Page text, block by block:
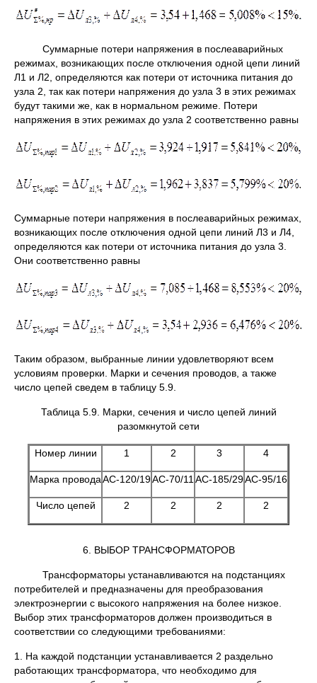
Суммарные потери напряжения в послеаварийных
режимах, возникающих после отключения одной цепи линий
Л1 и Л2, определяются как потери от источника питания до
узла 2, так как потери напряжения до узла 3 в этих режимах
будут такими же, как в нормальном режиме. Потери
напряжения в этих режимах до узла 2 соответственно равны
Суммарные потери напряжения в послеаварийных режимах,
возникающих после отключения одной цепи линий Л3 и Л4,
определяются как потери от источника питания до узла 3.
Они соответственно равны
Таким образом, выбранные линии удовлетворяют всем
условиям проверки. Марки и сечения проводов, а также
число цепей сведем в таблицу 5.9.
Таблица 5.9. Марки, сечения и число цепей линий
разомкнутой сети
Номер линии 1 2 3 4
Марка проводаАС-120/19АС-70/11 АС-185/29АС-95/16
Число цепей 2 2 2 2
6. ВЫБОР ТРАНСФОРМАТОРОВ
Трансформаторы устанавливаются на подстанциях
потребителей и предназначены для преобразования
электроэнергии с высокого напряжения на более низкое.
Выбор этих трансформаторов должен производиться в
соответствии со следующими требованиями:
1. На каждой подстанции устанавливается 2 раздельно
работающих трансформатора, что необходимо для